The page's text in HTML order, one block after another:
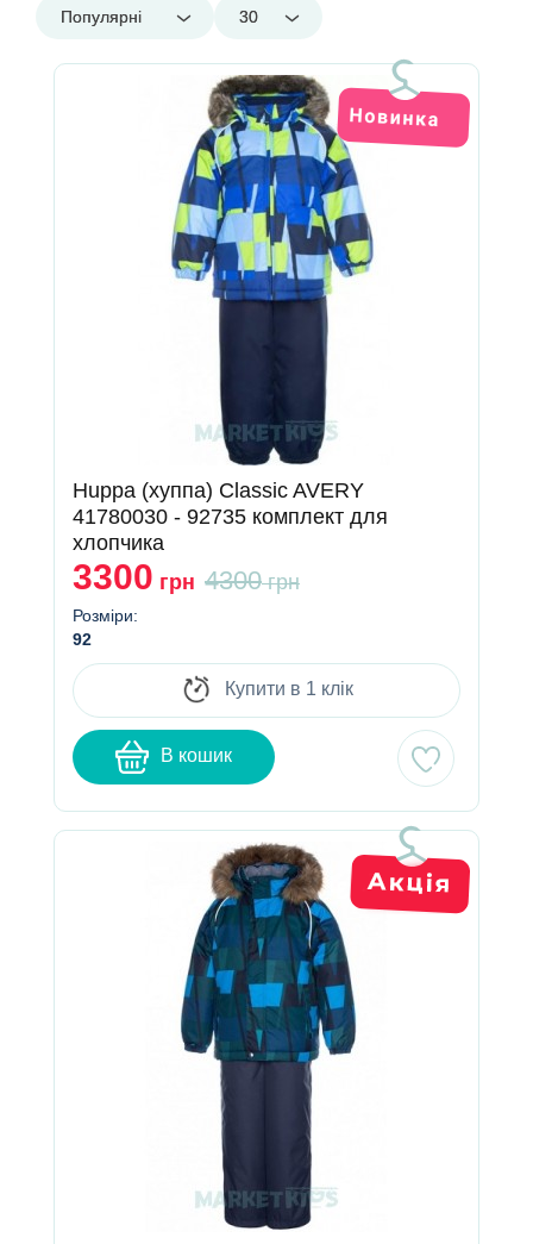
Популярні 30
Huppa (хуппа) Classic AVERY
41780030 - 92735 комплект для
хлопчика
3300 грн 4300грн
Розміри:
92
Купити в 1 клік
В кошик